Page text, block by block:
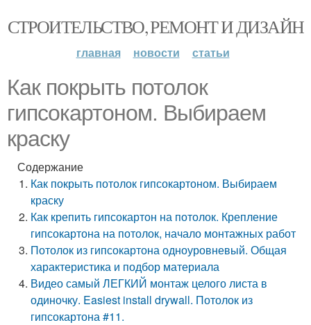
СТРОИТЕЛЬСТВО, РЕМОНТ И ДИЗАЙН
главная новости статьи
Как покрыть потолок
гипсокартоном. Выбираем
краску
Содержание
Как покрыть потолок гипсокартоном. Выбираем
краску
Как крепить гипсокартон на потолок. Крепление
гипсокартона на потолок, начало монтажных работ
Потолок из гипсокартона одноуровневый. Общая
характеристика и подбор материала
Видео самый ЛЕГКИЙ монтаж целого листа в
одиночку. Easiest install drywall. Потолок из
гипсокартона #11.